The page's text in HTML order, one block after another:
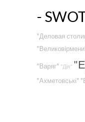
-
"Деловая
"Варяг" "Дія"
"Ахметовські"